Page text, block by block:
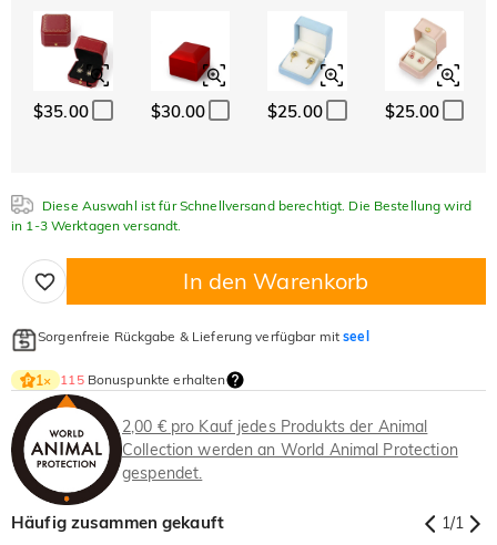
$35.00 $30.00 $25.00 $25.00
Diese Auswahl ist für Schnellversand berechtigt. Die Bestellung wird
in 1-3 Werktagen versandt.
In den Warenkorb
Sorgenfreie Rückgabe & Lieferung verfügbar mitseel
1× 115Bonuspunkte erhalten
2,00 € pro Kauf jedes Produkts der Animal
Collection werden an World Animal Protection
gespendet.
Häufig zusammen gekauft 1/1